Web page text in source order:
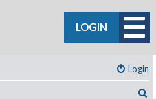
LOGIN
Login